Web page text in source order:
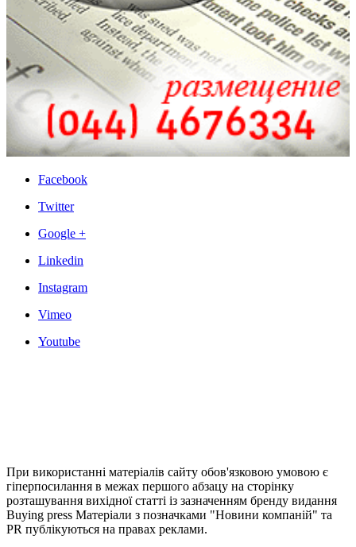
Facebook
Twitter
Google +
Linkedin
Instagram
Vimeo
Youtube
При використанні матеріалів сайту обов'язковою умовою є
гіперпосилання в межах першого абзацу на сторінку
розташування вихідної статті із зазначенням бренду видання
Buying press Матеріали з позначками "Новини компаній" та
PR публікуються на правах реклами.